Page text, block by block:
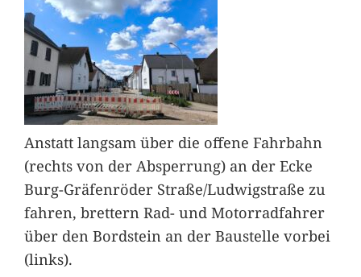
Anstatt langsam über die offene Fahrbahn
(rechts von der Absperrung) an der Ecke
Burg-Gräfenröder Straße/Ludwigstraße zu
fahren, brettern Rad- und Motorradfahrer
über den Bordstein an der Baustelle vorbei
(links).